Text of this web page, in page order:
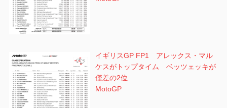
イギリスGP FP1 アレックス・マル
ケスがトップタイム ベッツェッキが
僅差の2位
MotoGP